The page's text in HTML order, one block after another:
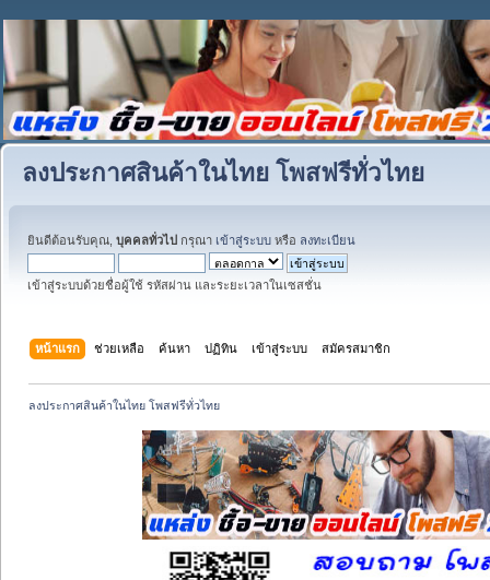
ลงประกาศสินค้าในไทย โพสฟรีทั่วไทย
ยินดีต้อนรับคุณ, บุคคลทั่วไป กรุณา เข้าสู่ระบบ หรือ ลงทะเบียน
เข้าสู่ระบบด้วยชื่อผู้ใช้ รหัสผ่าน และระยะเวลาในเซสชั่น
หน้าแรก ช่วยเหลือ ค้นหา ปฏิทิน เข้าสู่ระบบ สมัครสมาชิก
ลงประกาศสินค้าในไทย โพสฟรีทั่วไทย